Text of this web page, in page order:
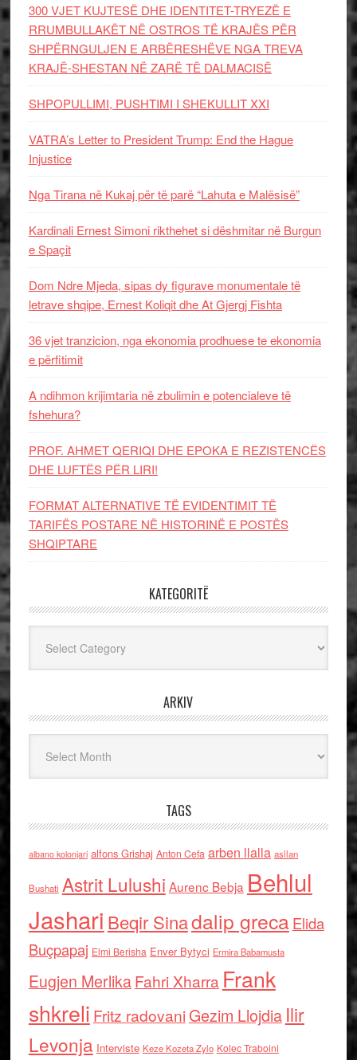
300 VJET KUJTESË DHE IDENTITET-TRYEZË E
RRUMBULLAKËT NË OSTROS TË KRAJËS PËR
SHPËRNGULJEN E ARBËRESHËVE NGA TREVA
KRAJË-SHESTAN NË ZARË TË DALMACISË
SHPOPULLIMI, PUSHTIMI I SHEKULLIT XXI
VATRA’s Letter to President Trump: End the Hague
Injustice
Nga Tirana në Kukaj për të parë “Lahuta e Malësisë”
Kardinali Ernest Simoni rikthehet si dëshmitar në Burgun
e Spaçit
Dom Ndre Mjeda, sipas dy figurave monumentale të
letrave shqipe, Ernest Koliqit dhe At Gjergj Fishta
36 vjet tranzicion, nga ekonomia prodhuese te ekonomia
e përfitimit
A ndihmon krijimtaria në zbulimin e potencialeve të
fshehura?
PROF. AHMET QERIQI DHE EPOKA E REZISTENCЁS
DHE LUFTЁS PЁR LIRI!
FORMAT ALTERNATIVE TË EVIDENTIMIT TË
TARIFËS POSTARE NË HISTORINË E POSTËS
SHQIPTARE
KATEGORITË
ARKIV
TAGS
albano kolonjari alfons Grishaj Anton Cefa arben llalla asllan
Bushati Astrit Lulushi Aurenc Bebja Behlul
Jashari Beqir Sinadalip grecaElida
Buçpapaj Elmi Berisha Enver Bytyci Ermira Babamusta
Eugjen MerlikaFahri Xharra Frank
shkreli Fritz radovaniGezim Llojdia Ilir
Levonja Interviste Keze Kozeta Zylo Kolec Traboini